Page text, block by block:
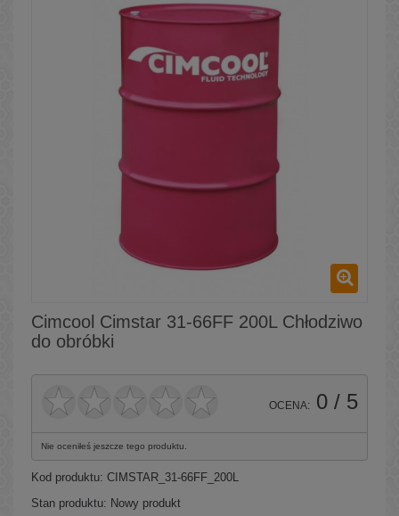
Cimcool Cimstar 31-66FF 200L Chłodziwo
do obróbki
OCENA: 0 / 5
Nie oceniłeś jeszcze tego produktu.
Kod produktu: CIMSTAR_31-66FF_200L
Stan produktu: Nowy produkt